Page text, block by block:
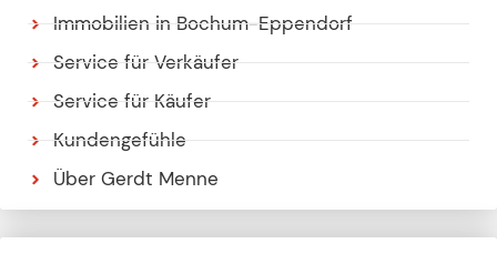
Immobilien in Bochum-Eppendorf
Service für Verkäufer
Service für Käufer
Kundengefühle
Über Gerdt Menne